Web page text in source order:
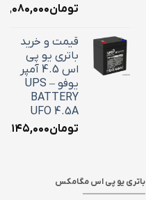
تومان۳,۰۸۰,۰۰۰
قیمت و خرید
باتری یو پی
اس 4.5 آمپر
یوفو – UPS
BATTERY
UFO 4.5A
تومان۲,۱۴۵,۰۰۰
باتری یو پی اس مگامکس